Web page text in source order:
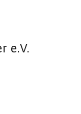
e.V.